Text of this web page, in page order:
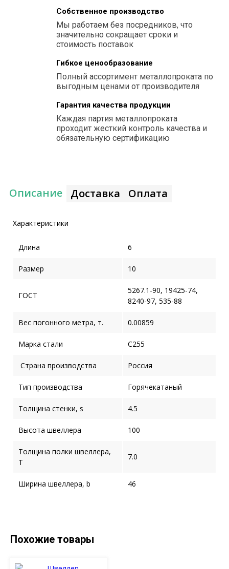
Собственное производство
Мы работаем без посредников, что
значительно сокращает сроки и
стоимость поставок
Гибкое ценообразование
Полный ассортимент металлопроката по
выгодным ценами от производителя
Гарантия качества продукции
Каждая партия металлопроката
проходит жесткий контроль качества и
обязательную сертификацию
Описание Доставка Оплата
Характеристики
Длина 6
Размер 10
ГОСТ
5267.1-90, 19425-74,
8240-97, 535-88
Вес погонного метра, т. 0.00859
Марка стали С255
Страна производства Россия
Тип производства Горячекатаный
Толщина стенки, s 4.5
Высота швеллера 100
Толщина полки швеллера,
T
7.0
Ширина швеллера, b 46
Похожие товары